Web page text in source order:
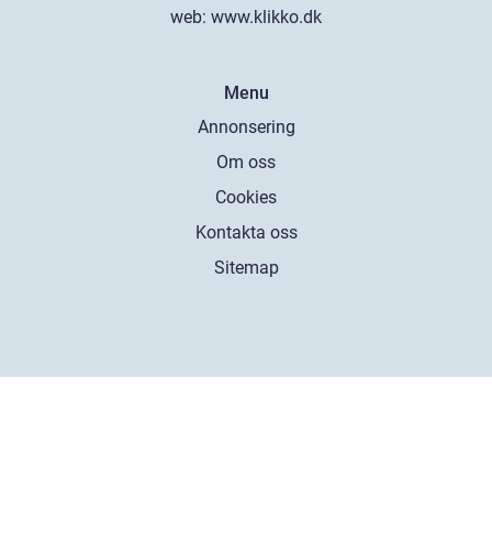
web: www.klikko.dk
Menu
Annonsering
Om oss
Cookies
Kontakta oss
Sitemap